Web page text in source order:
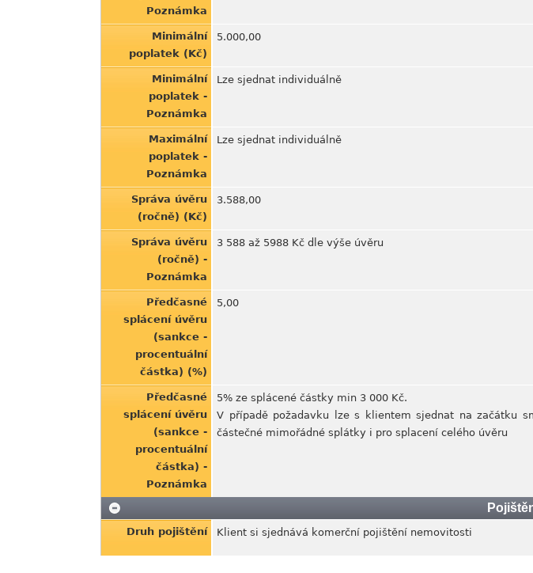
Poznámka
Minimální
poplatek (Kč)
5.000,00
Minimální
poplatek -
Poznámka
Lze sjednat individuálně
Maximální
poplatek -
Poznámka
Lze sjednat individuálně
Správa úvěru
(ročně) (Kč)
3.588,00
Správa úvěru
(ročně) -
Poznámka
3 588 až 5988 Kč dle výše úvěru
Předčasné
splácení úvěru
(sankce -
procentuální
částka) (%)
5,00
Předčasné
splácení úvěru
(sankce -
procentuální
částka) -
Poznámka
5% ze splácené částky min 3 000 Kč.
V případě požadavku lze s klientem sjednat na začátku
částečné mimořádné splátky i pro splacení celého úvěru
Druh pojištění Klient si sjednává komerční pojištění nemovitosti